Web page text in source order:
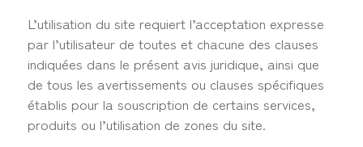
L’utilisation du site requiert l’acceptation expresse
par l’utilisateur de toutes et chacune des clauses
indiquées dans le présent avis juridique, ainsi que
de tous les avertissements ou clauses spécifiques
établis pour la souscription de certains services,
produits ou l’utilisation de zones du site.